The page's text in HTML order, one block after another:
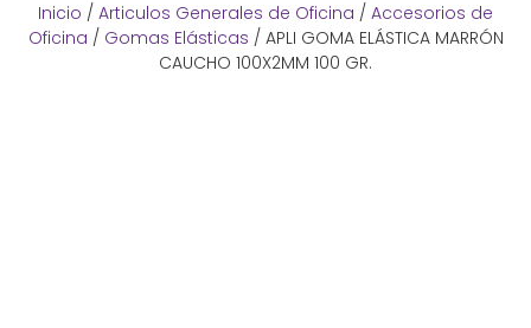
Inicio / Articulos Generales de Oficina / Accesorios de
Oficina / Gomas Elásticas / APLI GOMA ELÁSTICA MARRÓN
CAUCHO 100X2MM 100 GR.